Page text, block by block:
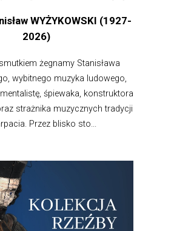
WYŻYKOWSKI (1927-
2026)
żegnamy Stanisława
wybitnego muzyka ludowego,
śpiewaka, konstruktora
strażnika muzycznych tradycji
Przez blisko sto...